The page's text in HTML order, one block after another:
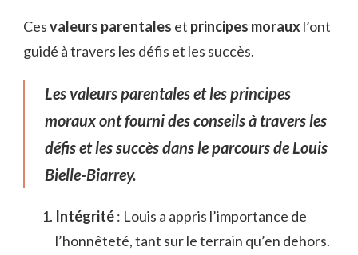
Cesvaleurs parentales et principes moraux l’ont
guidé à travers les défis et les succès.
Les valeurs parentales et les principes
moraux ont fourni des conseils à travers les
défis et les succès dans le parcours de Louis
Bielle-Biarrey.
Intégrité: Louis a appris l’importance de
l’honnêteté, tant sur le terrain qu’en dehors.